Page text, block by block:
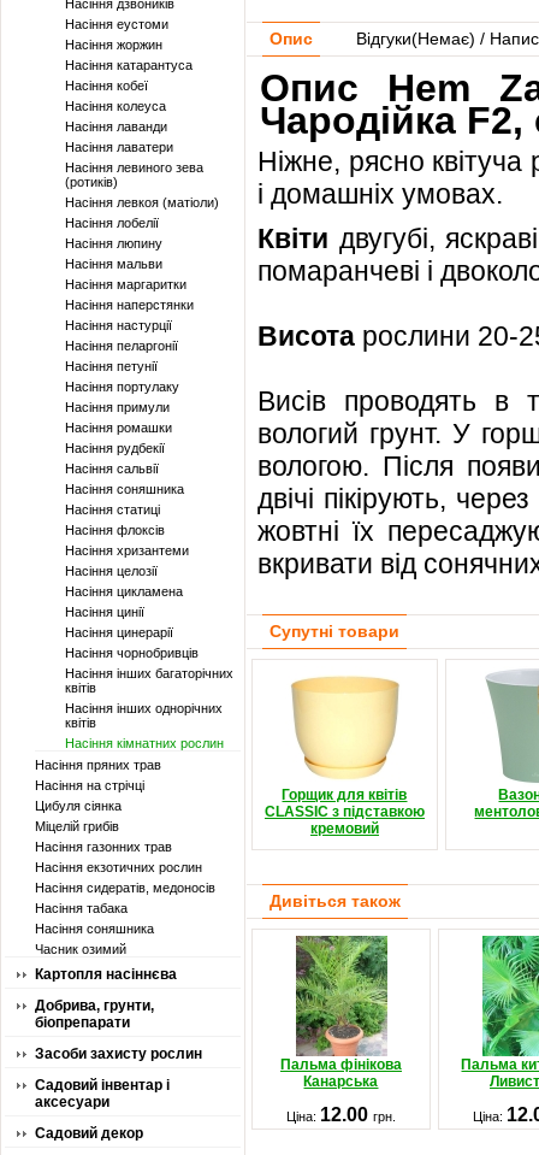
Насіння дзвоників
Насіння еустоми
Насіння жоржин
Насіння катарантуса
Насіння кобеї
Насіння колеуса
Насіння лаванди
Насіння лаватери
Насіння левиного зева
(ротиків)
Насіння левкоя (матіоли)
Насіння лобелії
Насіння люпину
Насіння мальви
Насіння маргаритки
Насіння наперстянки
Насіння настурції
Насіння пеларгонії
Насіння петунії
Насіння портулаку
Насіння примули
Насіння ромашки
Насіння рудбекії
Насіння сальвії
Насіння соняшника
Насіння статиці
Насіння флоксів
Насіння хризантеми
Насіння целозії
Насіння цикламена
Насіння цинії
Насіння цинерарії
Насіння чорнобривців
Насіння інших багаторічних
квітів
Насіння інших однорічних
квітів
Насіння кімнатних рослин
Насіння пряних трав
Насіння на стрічці
Цибуля сіянка
Міцелій грибів
Насіння газонних трав
Насіння екзотичних рослин
Насіння сидератів, медоносів
Насіння табака
Насіння соняшника
Часник озимий
Картопля насіннєва
Добрива, грунти,
біопрепарати
Засоби захисту рослин
Садовий інвентар і
аксесуари
Садовий декор
Опис Відгуки(Немає) /
Опис Hem
Чародійка
Ніжне, рясно
і домашніх умовах.
Квіти двугубі,
помаранчеві і
Висота рослини 20-
Висів проводять в
вологий грунт. У
вологою. Після
двічі пікірують,
жовтні їх
вкривати від
Супутні товари
Горщик для квітів
CLASSIC з підставкою
кремовий
Дивіться також
Пальма фінікова
Канарська
Пальма
Ціна: 12.00 грн. Ціна: